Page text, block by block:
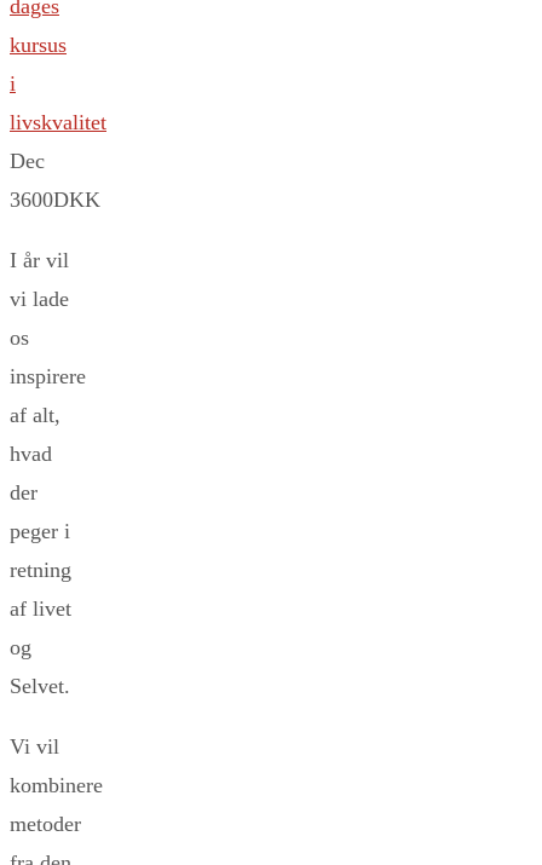
dages
kursus
i
livskvalitet
Dec
3600DKK
I år vil
vi lade
os
inspirere
af alt,
hvad
der
peger i
retning
af livet
og
Selvet.
Vi vil
kombinere
metoder